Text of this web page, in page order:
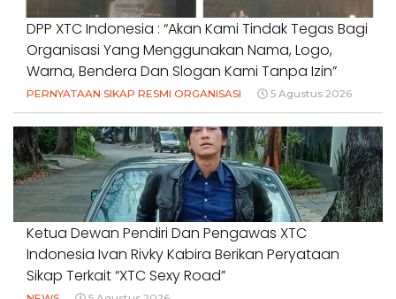
DPP XTC Indonesia : “Akan Kami Tindak Tegas Bagi
Organisasi Yang Menggunakan Nama, Logo,
Warna, Bendera Dan Slogan Kami Tanpa Izin”
PERNYATAAN SIKAP RESMI ORGANISASI 5 Agustus 2026
Ketua Dewan Pendiri Dan Pengawas XTC
Indonesia Ivan Rivky Kabira Berikan Peryataan
Sikap Terkait “XTC Sexy Road”